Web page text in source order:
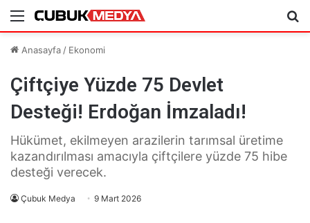
Menü
Anasayfa / Ekonomi
Çiftçiye Yüzde 75 Devlet
Desteği! Erdoğan İmzaladı!
Hükümet, ekilmeyen arazilerin tarımsal üretime
kazandırılması amacıyla çiftçilere yüzde 75 hibe
desteği verecek.
Çubuk Medya 9 Mart 2026